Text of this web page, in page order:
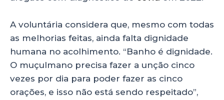
A voluntária considera que, mesmo com todas
as melhorias feitas, ainda falta dignidade
humana no acolhimento. “Banho é dignidade.
O muçulmano precisa fazer a unção cinco
vezes por dia para poder fazer as cinco
orações, e isso não está sendo respeitado”,